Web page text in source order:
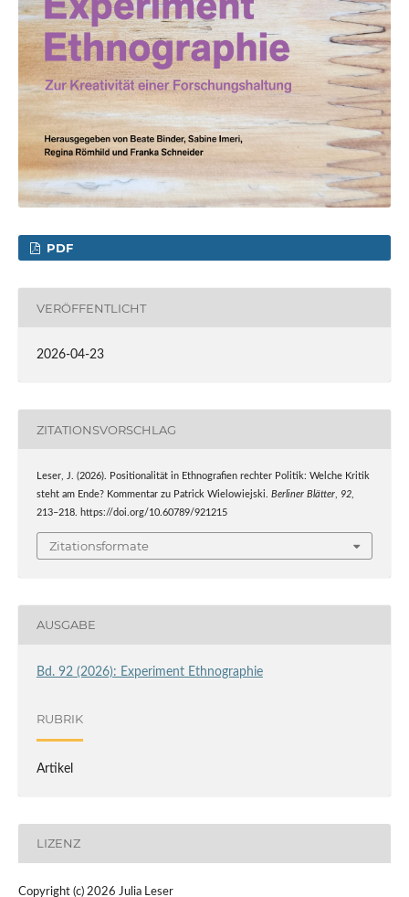
PDF
VERÖFFENTLICHT
2026-04-23
ZITATIONSVORSCHLAG
Leser, J. (2026). Positionalität in Ethnografien rechter Politik: Welche Kritik
steht am Ende? Kommentar zu Patrick Wielowiejski. Berliner Blätter, 92,
213–218. https://doi.org/10.60789/921215
Zitationsformate
AUSGABE
Bd. 92 (2026): Experiment Ethnographie
RUBRIK
Artikel
LIZENZ
Copyright (c) 2026 Julia Leser